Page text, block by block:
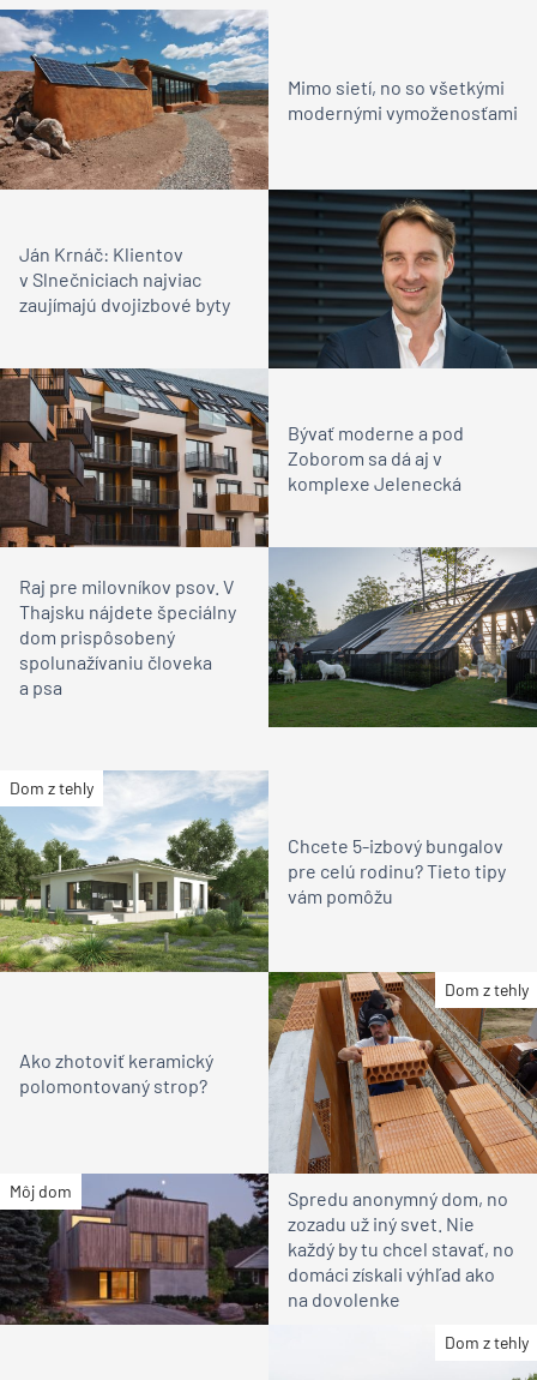
Mimo sietí, no so všetkými
modernými vymoženosťami
Ján Krnáč: Klientov
v Slnečniciach najviac
zaujímajú dvojizbové byty
Bývať moderne a pod
Zoborom sa dá aj v
komplexe Jelenecká
Raj pre milovníkov psov. V
Thajsku nájdete špeciálny
dom prispôsobený
spolunažívaniu človeka
a psa
Dom z tehly
Chcete 5-izbový bungalov
pre celú rodinu? Tieto tipy
vám pomôžu
Dom z tehly
Ako zhotoviť keramický
polomontovaný strop?
Môj dom
Spredu anonymný dom, no
zozadu už iný svet. Nie
každý by tu chcel stavať, no
domáci získali výhľad ako
na dovolenke
Dom z tehly